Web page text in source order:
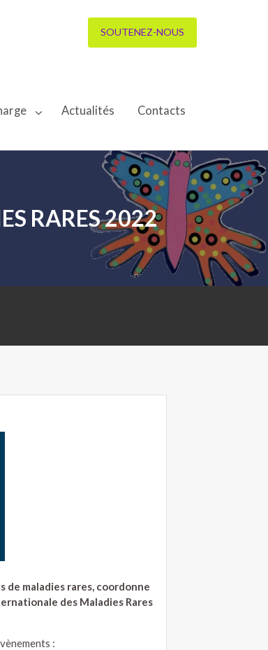
SOUTENEZ-NOUS
Actualités Contacts
RARES 2022
de maladies rares, coordonne
des Maladies Rares
: